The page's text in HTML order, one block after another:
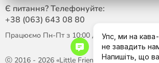
ⓒ 2016 - 2026 «Little Friend»
Є питання? Телефонуйте:
+38 (063) 643 08 80
Працюємо Пн-Пт з 10:00 до 18:00